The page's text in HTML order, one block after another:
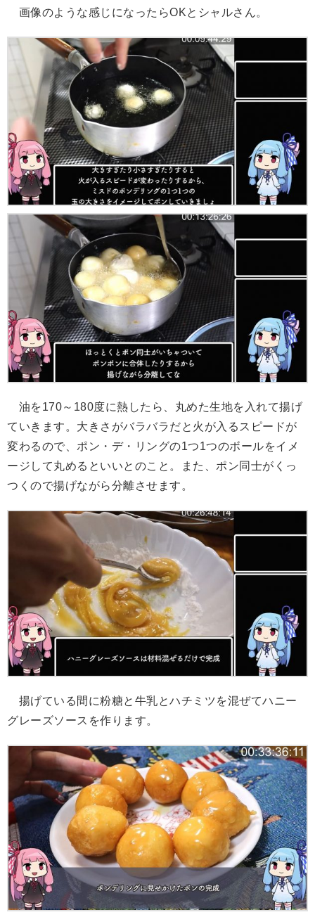
画像のような感じになったらOKとシャルさん。
油を170～180度に熱したら、丸めた生地を入れて揚げ
ていきます。大きさがバラバラだと火が入るスピードが
変わるので、ポン・デ・リングの1つ1つのボールをイメ
ージして丸めるといいとのこと。また、ポン同士がくっ
つくので揚げながら分離させます。
揚げている間に粉糖と牛乳とハチミツを混ぜてハニー
グレーズソースを作ります。